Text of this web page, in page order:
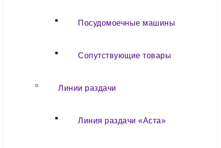
Посудомоечные машины
Сопутствующие товары
Линии раздачи
Линия раздачи «Аста»